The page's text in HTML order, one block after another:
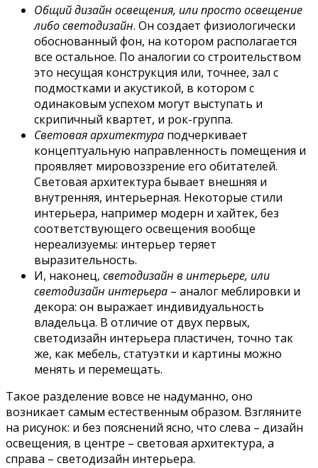
Общий дизайн освещения, или просто освещение
либо светодизайн. Он создает физиологически
обоснованный фон, на котором располагается
все остальное. По аналогии со строительством
это несущая конструкция или, точнее, зал с
подмостками и акустикой, в котором с
одинаковым успехом могут выступать и
скрипичный квартет, и рок-группа.
Световая архитектура подчеркивает
концептуальную направленность помещения и
проявляет мировоззрение его обитателей.
Световая архитектура бывает внешняя и
внутренняя, интерьерная. Некоторые стили
интерьера, например модерн и хайтек, без
соответствующего освещения вообще
нереализуемы: интерьер теряет
выразительность.
И, наконец, светодизайн в интерьере, или
светодизайн интерьера – аналог меблировки и
декора: он выражает индивидуальность
владельца. В отличие от двух первых,
светодизайн интерьера пластичен, точно так
же, как мебель, статуэтки и картины можно
менять и перемещать.
Такое разделение вовсе не надуманно, оно
возникает самым естественным образом. Взгляните
на рисунок: и без пояснений ясно, что слева – дизайн
освещения, в центре – световая архитектура, а
справа – светодизайн интерьера.